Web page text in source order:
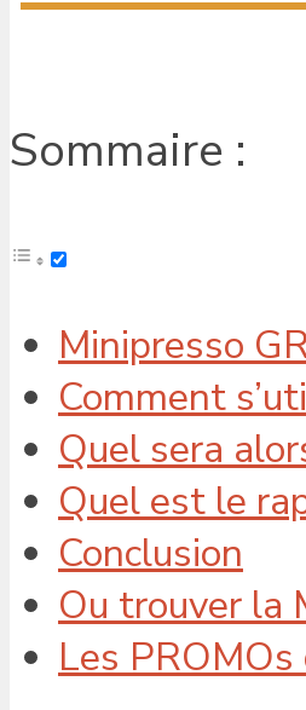
Sommaire :
Minipresso
Comment
Quel sera
Quel est le
Conclusion
Ou trouver la
Les